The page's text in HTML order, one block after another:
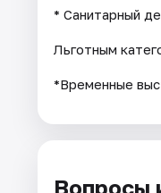
* Санитарный
Льготным
*Временные
Вопросы